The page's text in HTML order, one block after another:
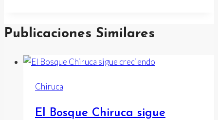
Publicaciones Similares
Chiruca
El Bosque Chiruca sigue